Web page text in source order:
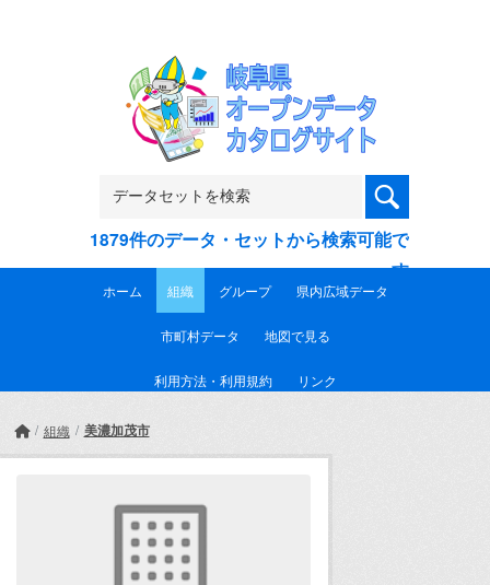
1879件のデータ・セットから検索可能で
す
ホーム 組織 グループ 県内広域データ
市町村データ 地図で見る
利用方法・利用規約 リンク
組織 美濃加茂市